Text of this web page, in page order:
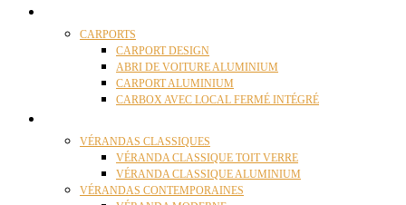
CARPORTS
CARPORT DESIGN
ABRI DE VOITURE ALUMINIUM
CARPORT ALUMINIUM
CARBOX AVEC LOCAL FERMÉ INTÉGRÉ
VÉRANDAS CLASSIQUES
VÉRANDA CLASSIQUE TOIT VERRE
VÉRANDA CLASSIQUE ALUMINIUM
VÉRANDAS CONTEMPORAINES